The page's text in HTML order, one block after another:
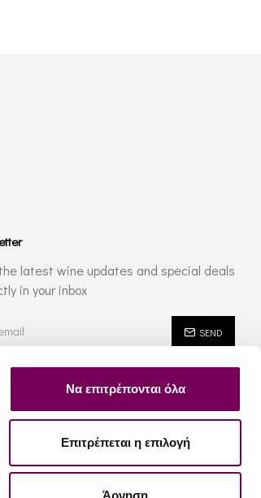
Να επιτρέπονται όλα
Επιτρέπεται η επιλογή
Άρνηση
latest wine updates and special deals
in your inbox
SEND